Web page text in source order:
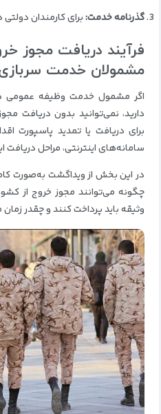
گذرنامه خدمت:برای کارمندان
فرآیند دریافت مجوز
مشمولان خدمت
اگر مشمول خدمت وظیفه عمومی
دارید، نمی‌توانید بدون دریافت
برای دریافت یا تمدید پاسپورت
سامانه‌های اینترنتی، مراحل
در این بخش از ویداگشت به‌صورت
چگونه می‌توانند مجوز خروج از
وثیقه باید پرداخت کنند و چقدر زمان